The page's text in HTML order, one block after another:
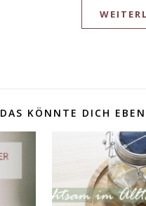
DAS KÖNNTE DICH